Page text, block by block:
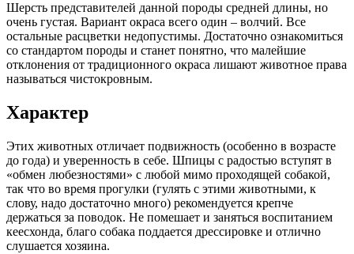
Шерсть представителей данной породы средней длины, но
очень густая. Вариант окраса всего один – волчий. Все
остальные расцветки недопустимы. Достаточно ознакомиться
со стандартом породы и станет понятно, что малейшие
отклонения от традиционного окраса лишают животное права
называться чистокровным.
Характер
Этих животных отличает подвижность (особенно в возрасте
до года) и уверенность в себе. Шпицы с радостью вступят в
«обмен любезностями» с любой мимо проходящей собакой,
так что во время прогулки (гулять с этими животными, к
слову, надо достаточно много) рекомендуется крепче
держаться за поводок. Не помешает и заняться воспитанием
кеесхонда, благо собака поддается дрессировке и отлично
слушается хозяина.